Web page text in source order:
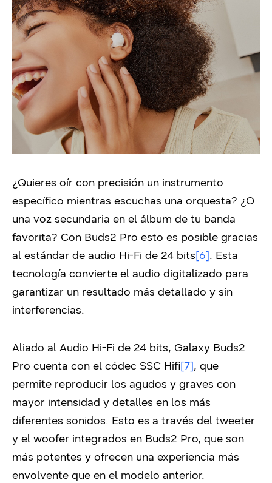
¿Quieres oír con precisión un instrumento
específico mientras escuchas una orquesta? ¿O
una voz secundaria en el álbum de tu banda
favorita? Con Buds2 Pro esto es posible gracias
al estándar de audio Hi-Fi de 24 bits[6]. Esta
tecnología convierte el audio digitalizado para
garantizar un resultado más detallado y sin
interferencias.
Aliado al Audio Hi-Fi de 24 bits, Galaxy Buds2
Pro cuenta con el códec SSC Hifi[7], que
permite reproducir los agudos y graves con
mayor intensidad y detalles en los más
diferentes sonidos. Esto es a través del tweeter
y el woofer integrados en Buds2 Pro, que son
más potentes y ofrecen una experiencia más
envolvente que en el modelo anterior.